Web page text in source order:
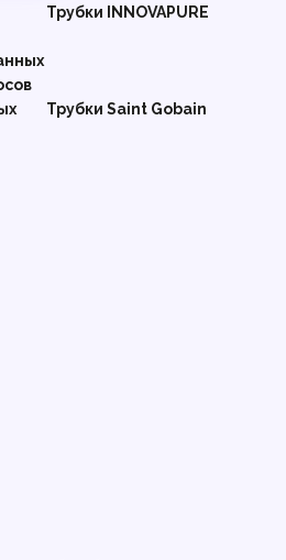
Трубки INNOVAPURE
Трубки Saint Gobain